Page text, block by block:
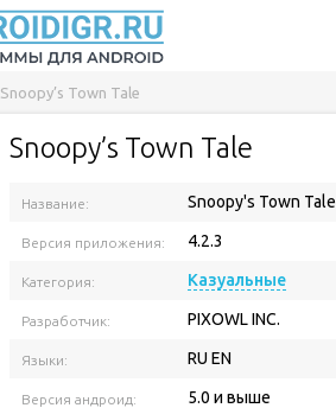
Snoopy’s Town Tale
Snoopy’s Town Tale
Название: Snoopy's Town Tale
Версия приложения: 4.2.3
Категория: Казуальные
Разработчик: PIXOWL INC.
Языки: RU EN
Версия андроид: 5.0 и выше